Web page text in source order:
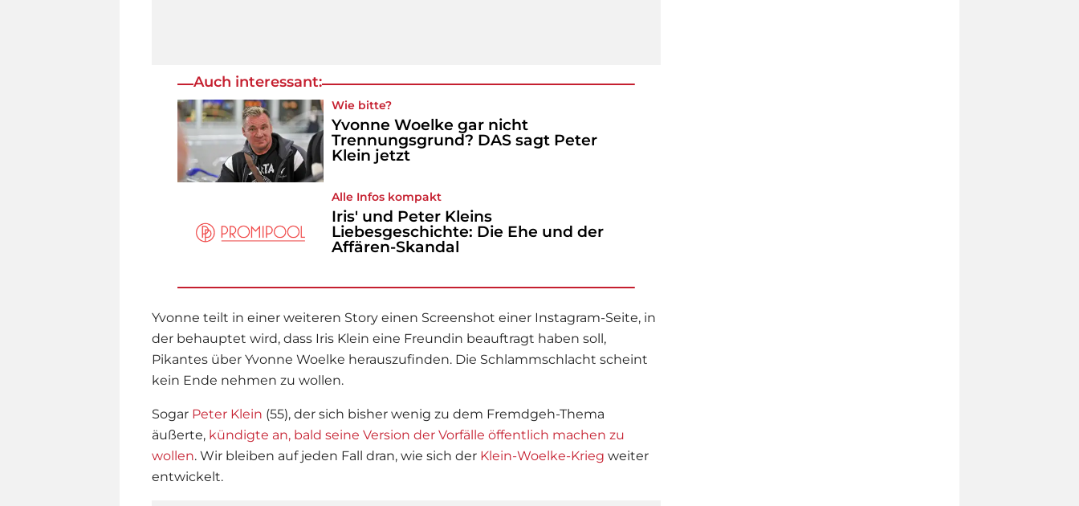
Auch interessant:
Wie bitte?
Yvonne Woelke gar nicht
Trennungsgrund? DAS sagt Peter
Klein jetzt
Alle Infos kompakt
Iris' und Peter Kleins
Liebesgeschichte: Die Ehe und der
Affären-Skandal
Yvonne teilt in einer weiteren Story einen Screenshot einer Instagram-Seite, in
der behauptet wird, dass Iris Klein eine Freundin beauftragt haben soll,
Pikantes über Yvonne Woelke herauszufinden. Die Schlammschlacht scheint
kein Ende nehmen zu wollen.
Sogar Peter Klein (55), der sich bisher wenig zu dem Fremdgeh-Thema
äußerte, kündigte an, bald seine Version der Vorfälle öffentlich machen zu
wollen. Wir bleiben auf jeden Fall dran, wie sich der Klein-Woelke-Krieg weiter
entwickelt.